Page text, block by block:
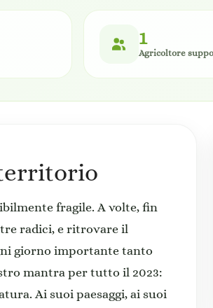
1
Agricoltore
fragile. A volte, fin
radici, e ritrovare il
giorno importante tanto
mantra per tutto il 2023:
Ai suoi paesaggi, ai suoi